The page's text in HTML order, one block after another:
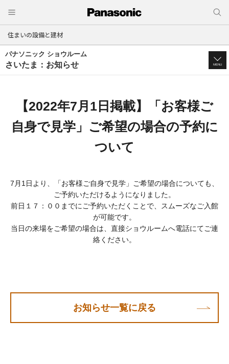
住まいの設備と建材
パナソニック ショウルーム
さいたま：お知らせ MENU
【2022年7月1日掲載】「お客様ご
自身で見学」ご希望の場合の予約に
ついて
7月1日より、「お客様ご自身で見学」ご希望の場合についても、
ご予約いただけるようになりました。
前日１７：００までにご予約いただくことで、スムーズなご入館
が可能です。
当日の来場をご希望の場合は、直接ショウルームへ電話にてご連
絡ください。
お知らせ一覧に戻る